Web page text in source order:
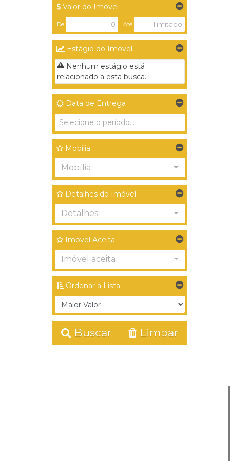
Valor do Imóvel
De Até
Estágio do Imóvel
Nenhum estágio está
relacionado a esta busca.
Data de Entrega
Mobilia
Mobília
Detalhes do Imóvel
Detalhes
Imóvel Aceita
Imóvel aceita
Ordenar a Lista
Buscar Limpar